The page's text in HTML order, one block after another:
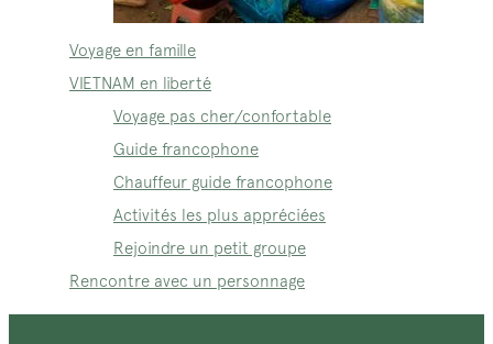
Voyage en famille
VIETNAM en liberté
Voyage pas cher/confortable
Guide francophone
Chauffeur guide francophone
Activités les plus appréciées
Rejoindre un petit groupe
Rencontre avec un personnage